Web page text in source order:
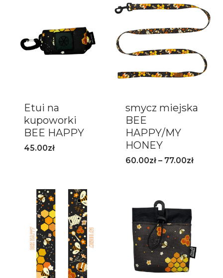
Etui na
kupoworki
BEE HAPPY
45.00zł
smycz miejska
BEE
HAPPY/MY
HONEY
60.00zł – 77.00zł